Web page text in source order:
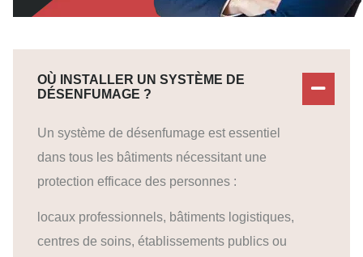
OÙ INSTALLER UN SYSTÈME DE
DÉSENFUMAGE ?
Un système de désenfumage est essentiel
dans tous les bâtiments nécessitant une
protection efficace des personnes :
locaux professionnels, bâtiments logistiques,
centres de soins, établissements publics ou